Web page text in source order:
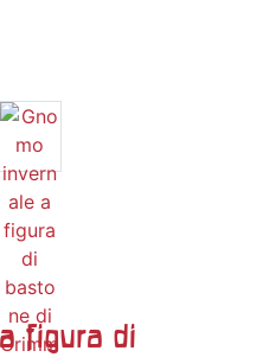
figura di